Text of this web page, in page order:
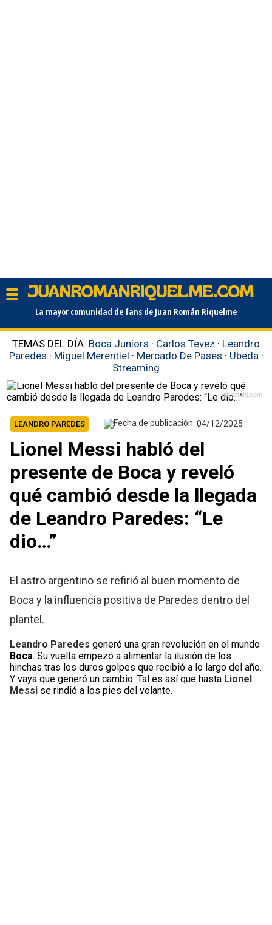
La mayor comunidad de fans de Juan Román Riquelme
TEMAS DEL DÍA: Boca Juniors · Carlos Tevez · Leandro
Paredes · Miguel Merentiel · Mercado De Pases · Ubeda ·
Streaming
planetabj.com
LEANDRO PAREDES 04/12/2025
Lionel Messi habló del
presente de Boca y reveló
qué cambió desde la llegada
de Leandro Paredes: “Le
dio…”
El astro argentino se refirió al buen momento de
Boca y la influencia positiva de Paredes dentro del
plantel.
Leandro Paredes generó una gran revolución en el mundo
Boca. Su vuelta empezó a alimentar la ilusión de los
hinchas tras los duros golpes que recibió a lo largo del año.
Y vaya que generó un cambio. Tal es así que hasta Lionel
Messi se rindió a los pies del volante.